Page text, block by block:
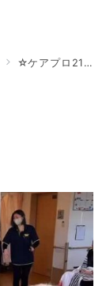
☆ケアプロ21いせはら☆